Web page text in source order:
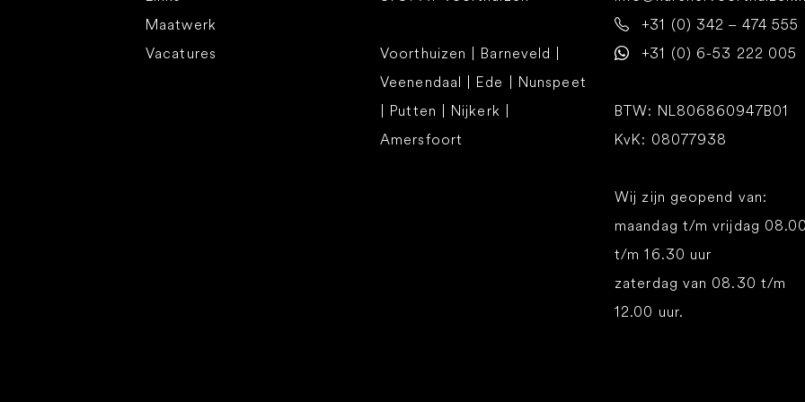
Maatwerk
Vacatures
Voorthuizen | Barneveld |
Veenendaal | Ede | Nunspeet
| Putten | Nijkerk |
Amersfoort
+31 (0) 342 – 474 555
+31 (0) 6-53 222 005
BTW: NL806860947B01
KvK: 08077938
Wij zijn geopend van:
maandag t/m vrijdag
t/m 16.30 uur
zaterdag van 08.30 t/m
12.00 uur.